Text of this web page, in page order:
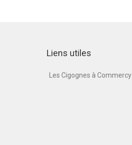
Liens utiles
Les Cigognes à Commercy